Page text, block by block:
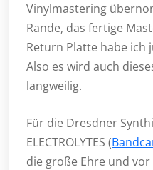
Vinylmastering
Rande, das fertige
Return Platte habe ich
Also es wird auch
langweilig.
Für die Dresdner
ELECTROLYTES (
die große Ehre und